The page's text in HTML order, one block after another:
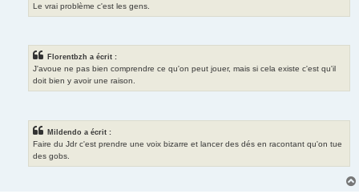
Le vrai problème c'est les gens.
Florentbzh a écrit :
J'avoue ne pas bien comprendre ce qu'on peut jouer, mais si cela existe c'est qu'il
doit bien y avoir une raison.
Mildendo a écrit :
Faire du Jdr c'est prendre une voix bizarre et lancer des dés en racontant qu'on tue
des gobs.